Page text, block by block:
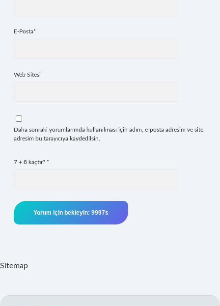
E-Posta*
Web Sitesi
Daha sonraki yorumlarımda kullanılması için adım, e-posta adresim ve site
adresim bu tarayıcıya kaydedilsin.
7 + 8 kaçtır? *
Sitemap